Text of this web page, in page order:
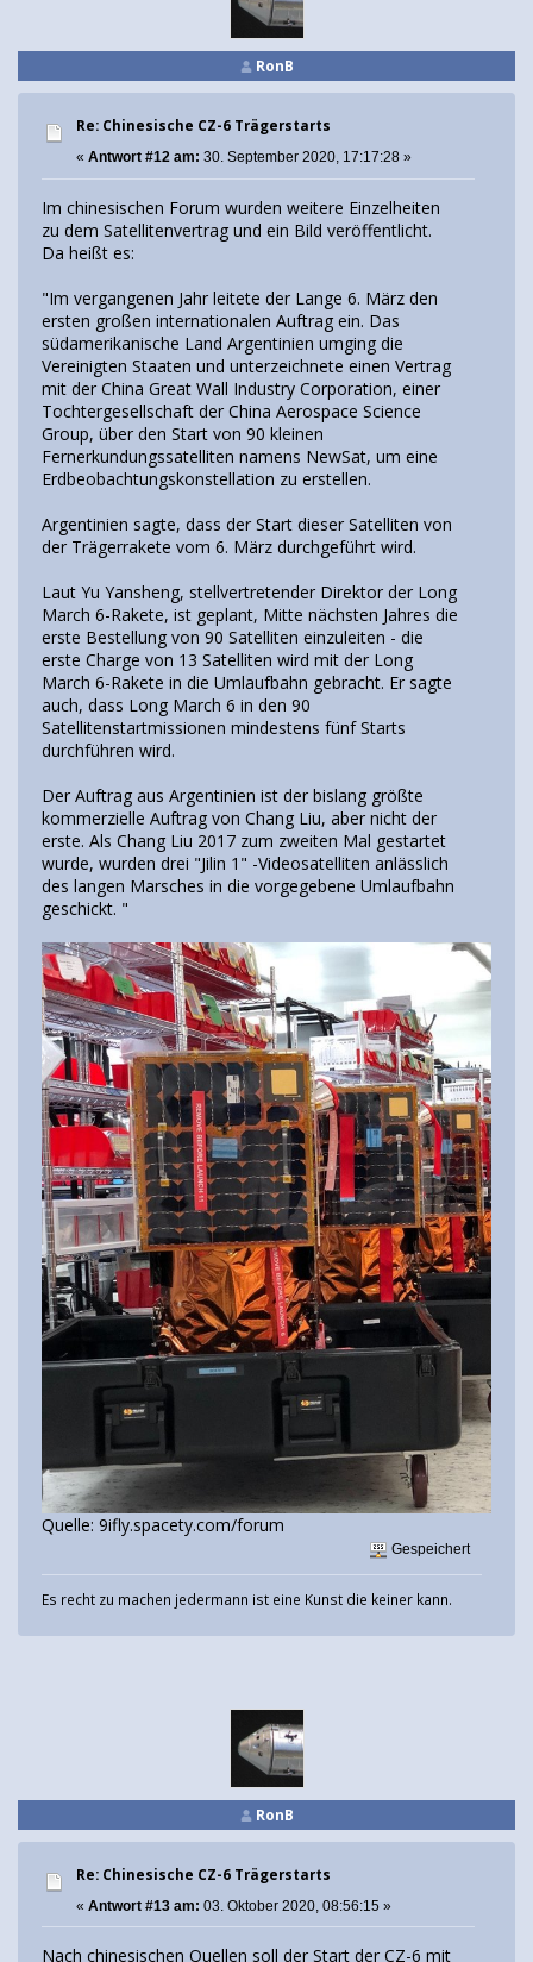
RonB
Re: Chinesische CZ-6 Trägerstarts
« Antwort #12 am: 30. September 2020, 17:17:28 »
Im chinesischen Forum wurden weitere Einzelheiten
zu dem Satellitenvertrag und ein Bild veröffentlicht.
Da heißt es:
"Im vergangenen Jahr leitete der Lange 6. März den
ersten großen internationalen Auftrag ein. Das
südamerikanische Land Argentinien umging die
Vereinigten Staaten und unterzeichnete einen Vertrag
mit der China Great Wall Industry Corporation, einer
Tochtergesellschaft der China Aerospace Science
Group, über den Start von 90 kleinen
Fernerkundungssatelliten namens NewSat, um eine
Erdbeobachtungskonstellation zu erstellen.
Argentinien sagte, dass der Start dieser Satelliten von
der Trägerrakete vom 6. März durchgeführt wird.
Laut Yu Yansheng, stellvertretender Direktor der Long
March 6-Rakete, ist geplant, Mitte nächsten Jahres die
erste Bestellung von 90 Satelliten einzuleiten - die
erste Charge von 13 Satelliten wird mit der Long
March 6-Rakete in die Umlaufbahn gebracht. Er sagte
auch, dass Long March 6 in den 90
Satellitenstartmissionen mindestens fünf Starts
durchführen wird.
Der Auftrag aus Argentinien ist der bislang größte
kommerzielle Auftrag von Chang Liu, aber nicht der
erste. Als Chang Liu 2017 zum zweiten Mal gestartet
wurde, wurden drei "Jilin 1" -Videosatelliten anlässlich
des langen Marsches in die vorgegebene Umlaufbahn
geschickt. "
Quelle: 9ifly.spacety.com/forum
Gespeichert
Es recht zu machen jedermann ist eine Kunst die keiner kann.
RonB
Re: Chinesische CZ-6 Trägerstarts
« Antwort #13 am: 03. Oktober 2020, 08:56:15 »
Nach chinesischen Quellen soll der Start der CZ-6 mit